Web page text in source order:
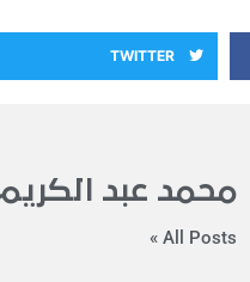
TWITTER
محمد عبد
All Posts »